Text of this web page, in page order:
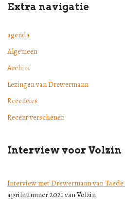
Extra navigatie
agenda
Algemeen
Archief
Lezingen van Drewermann
Recencies
Recent verschenen
Interview voor Volzin
Interview met Drewermann van Taede
aprilnummer 2021 van Volzin